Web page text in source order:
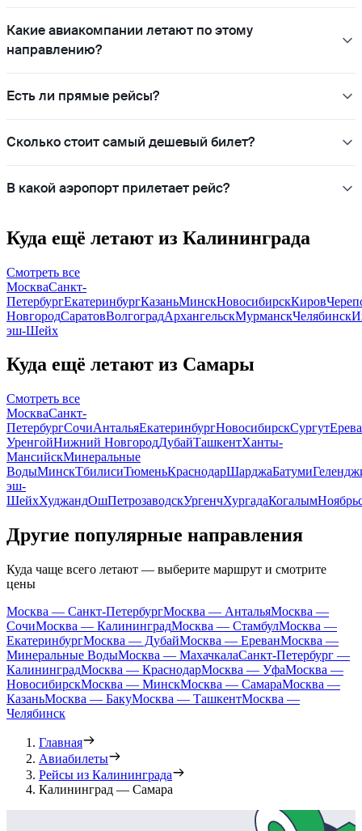
Какие авиакомпании летают по этому
направлению?
Есть ли прямые рейсы?
Сколько стоит самый дешевый билет?
В какой аэропорт прилетает рейс?
Куда ещё летают из Калининграда
Смотреть все
МоскваСанкт-
ПетербургЕкатеринбургКазаньМинскНовосибирскКиров
НовгородСаратовВолгоградАрхангельскМурманскЧелябинск
эш-Шейх
Куда ещё летают из Самары
Смотреть все
МоскваСанкт-
ПетербургСочиАнтальяЕкатеринбургНовосибирскСургут
УренгойНижний НовгородДубайТашкентХанты-
МансийскМинеральные
ВодыМинскТбилисиТюменьКраснодарШарджаБатуми
эш-
ШейхХуджандОшПетрозаводскУргенчХургадаКогалым
Другие популярные направления
Куда чаще всего летают — выберите маршрут и смотрите
цены
Москва — Санкт-ПетербургМосква — АнтальяМосква —
СочиМосква — КалининградМосква — СтамбулМосква —
ЕкатеринбургМосква — ДубайМосква — ЕреванМосква —
Минеральные ВодыМосква — МахачкалаСанкт-Петербург —
КалининградМосква — КраснодарМосква — УфаМосква —
НовосибирскМосква — МинскМосква — СамараМосква —
КазаньМосква — БакуМосква — ТашкентМосква —
Челябинск
Главная
Авиабилеты
Рейсы из Калининграда
Калининград — Самара